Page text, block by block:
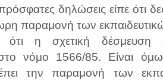
δηλώσεις είπε ότι
παραμονή των
ότι η σχετική
νόμο 1566/85. Είναι
την παραμονή των